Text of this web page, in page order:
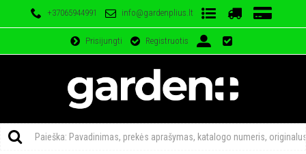
+37065944991 info@gardenplius.lt
Prisijungti Registruotis